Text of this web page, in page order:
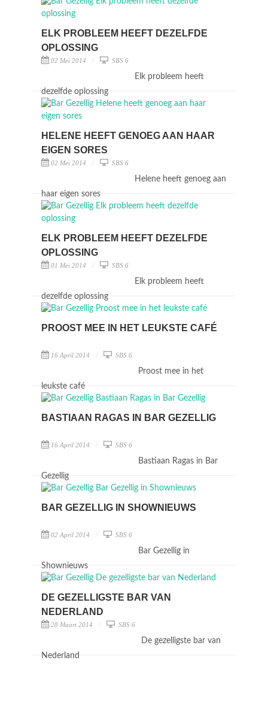
ELK PROBLEEM HEEFT DEZELFDE
OPLOSSING
02 Mei 2014 SBS 6
Elk probleem heeft
dezelfde oplossing
HELENE HEEFT GENOEG AAN HAAR
EIGEN SORES
02 Mei 2014 SBS 6
Helene heeft genoeg aan
haar eigen sores
ELK PROBLEEM HEEFT DEZELFDE
OPLOSSING
01 Mei 2014 SBS 6
Elk probleem heeft
dezelfde oplossing
PROOST MEE IN HET LEUKSTE CAFÉ
16 April 2014 SBS 6
Proost mee in het
leukste café
BASTIAAN RAGAS IN BAR GEZELLIG
16 April 2014 SBS 6
Bastiaan Ragas in Bar
Gezellig
BAR GEZELLIG IN SHOWNIEUWS
02 April 2014 SBS 6
Bar Gezellig in
Shownieuws
DE GEZELLIGSTE BAR VAN
NEDERLAND
28 Maart 2014 SBS 6
De gezelligste bar van
Nederland